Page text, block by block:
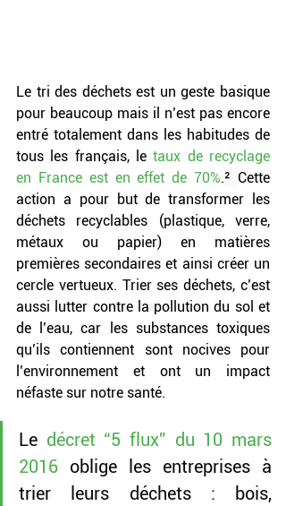
Le tri des déchets est un geste basique
pour beaucoup mais il n’est pas encore
entré totalement dans les habitudes de
tous les français, le taux de recyclage
en France est en effet de 70%.² Cette
action a pour but de transformer les
déchets recyclables (plastique, verre,
métaux ou papier) en matières
premières secondaires et ainsi créer un
cercle vertueux. Trier ses déchets, c’est
aussi lutter contre la pollution du sol et
de l’eau, car les substances toxiques
qu’ils contiennent sont nocives pour
l’environnement et ont un impact
néfaste sur notre santé.
Le décret “5 flux” du 10 mars
2016 oblige les entreprises à
trier leurs déchets : bois,